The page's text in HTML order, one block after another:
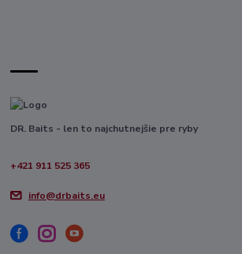
DR. Baits - len to najchutnejšie pre ryby
+421 911 525 365
info@drbaits.eu